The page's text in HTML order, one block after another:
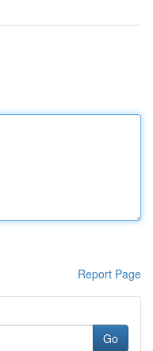
Report Page
Go